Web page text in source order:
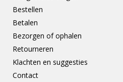
Bestellen
Betalen
Bezorgen of ophalen
Retourneren
Klachten en suggesties
Contact